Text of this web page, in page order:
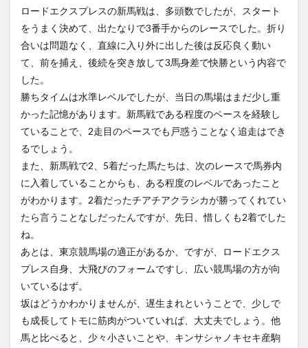
ロードエクスプレスの新馬戦は、多頭数でしたが、スタート
をうまく決めて、出たなりで3番手からのレースでした。折り
合いは問題なく、直線に入り外に出した後は反応良く動い
て、前を捕え、後続を突き放して3馬身差で快勝という内容で
した。
勝ちタイムは水準レベルでしたが、当日の馬場はまだ少し重
かった記憶があります。新馬戦である程度のペースを経験し
ていることで、2走目のペースでも戸惑うことなく追走はでき
るでしょう。
また、新馬戦で2、5着だった馬たちは、次のレースで馬券内
に入着していることからも、ある程度のレベルであったこと
がわかります。2着だったチアチアクラシカが勝ってくれてい
たら言うことなしだったんですが、先日、惜しくも2着でした
ね。
あとは、東京競馬場の適正があるか、ですが、ロードエクス
プレス自身、大飛びのフォームですし、広い競馬場の方が向
いているはず。
坂はどうかわかりませんが、遅生まれということで、少しで
も成長してトモに筋肉がついていれば、大丈夫でしょう。他
馬と比べると、少々小さいことや、キンサシャノキセキ産駒